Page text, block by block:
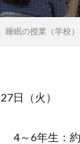
睡眠の授業（学校）
日（火）
4～6年生：